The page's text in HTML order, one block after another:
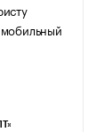
мобильный